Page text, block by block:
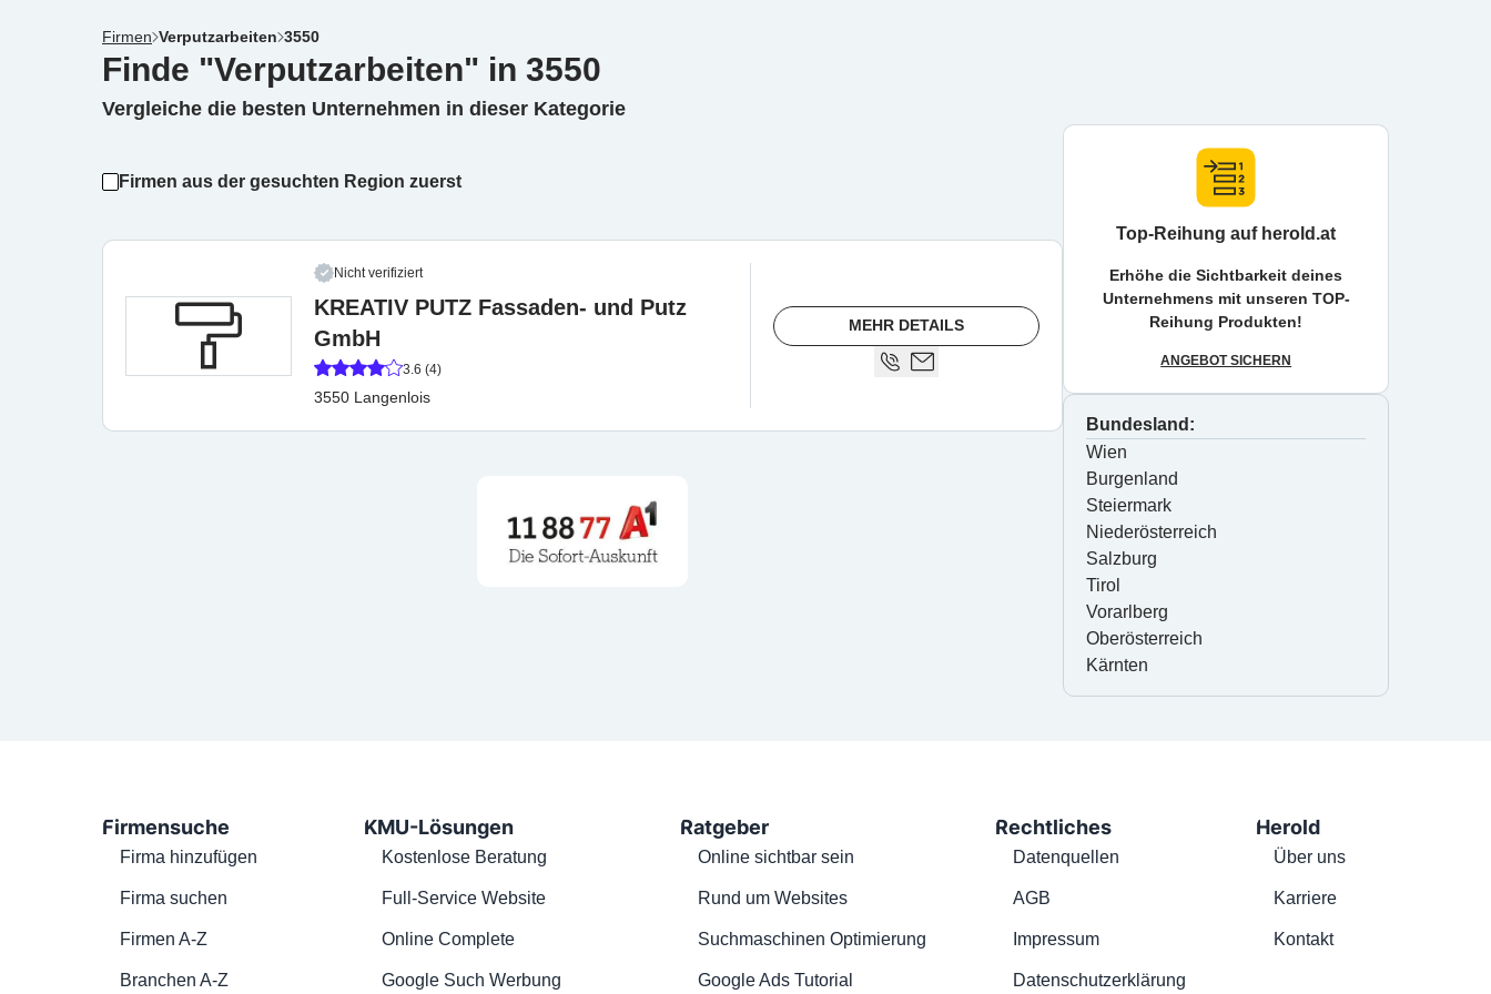
Firmen Verputzarbeiten 3550
Finde "Verputzarbeiten" in 3550
Vergleiche die besten Unternehmen in dieser Kategorie
Firmen aus der gesuchten Region zuerst
Nicht verifiziert
KREATIV PUTZ Fassaden- und Putz
GmbH
3.6 (4)
3550 Langenlois
MEHR DETAILS
Top-Reihung auf herold.at
Erhöhe die Sichtbarkeit deines
Unternehmens mit unseren TOP-
Reihung Produkten!
ANGEBOT SICHERN
Bundesland:
Wien
Burgenland
Steiermark
Niederösterreich
Salzburg
Tirol
Vorarlberg
Oberösterreich
Kärnten
Firmensuche
Firma hinzufügen
Firma suchen
Firmen A-Z
Branchen A-Z
KMU-Lösungen
Kostenlose Beratung
Full-Service Website
Online Complete
Google Such Werbung
Ratgeber
Online sichtbar sein
Rund um Websites
Suchmaschinen Optimierung
Google Ads Tutorial
Rechtliches
Datenquellen
AGB
Impressum
Datenschutzerklärung
Herold
Über uns
Karriere
Kontakt